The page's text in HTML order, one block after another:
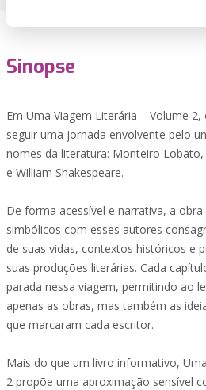
Sinopse
Em Uma Viagem Literária – Volume
seguir uma jornada envolvente pelo
nomes da literatura: Monteiro Lobato,
e William Shakespeare.
De forma acessível e narrativa, a
simbólicos com esses autores
de suas vidas, contextos históricos e
suas produções literárias. Cada
parada nessa viagem, permitindo ao
apenas as obras, mas também as
que marcaram cada escritor.
Mais do que um livro informativo,
2 propõe uma aproximação sensível